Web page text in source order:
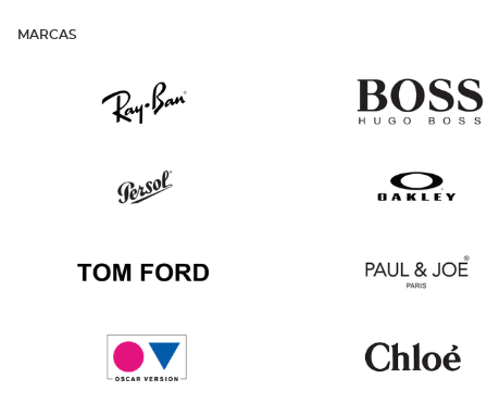
MARCAS